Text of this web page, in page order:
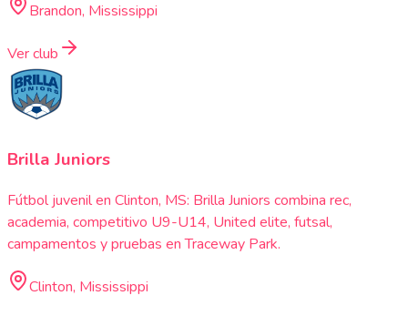
Brandon, Mississippi
Ver club
Brilla Juniors
Fútbol juvenil en Clinton, MS: Brilla Juniors combina rec,
academia, competitivo U9-U14, United elite, futsal,
campamentos y pruebas en Traceway Park.
Clinton, Mississippi